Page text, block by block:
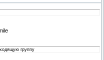
группу